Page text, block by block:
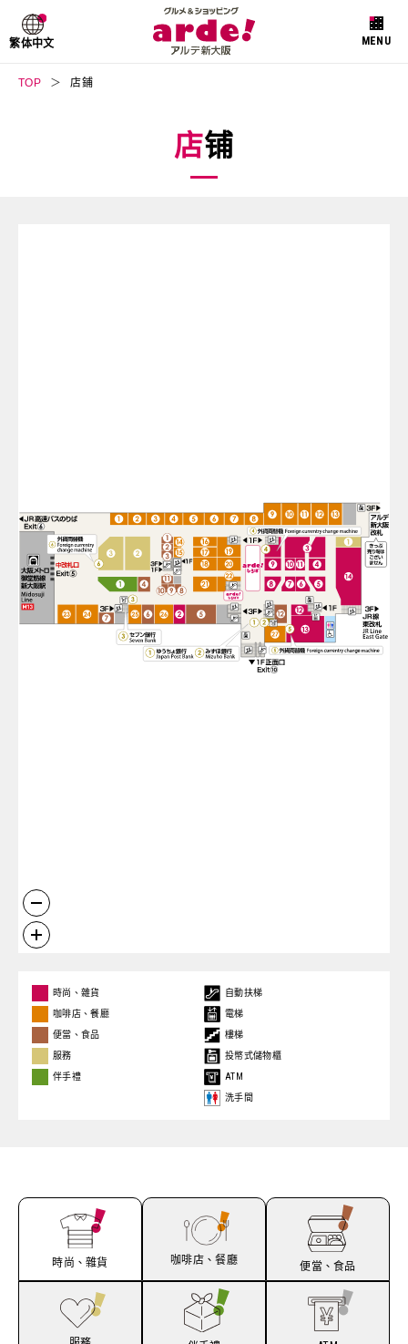
繁体中文
TOP 店鋪
店铺
時尚、雜貨
咖啡店、餐廳
便當、食品
服務
伴手禮
自動扶梯
電梯
樓梯
投幣式儲物櫃
ATM
洗手間
時尚、雜貨 咖啡店、餐廳 便當、食品